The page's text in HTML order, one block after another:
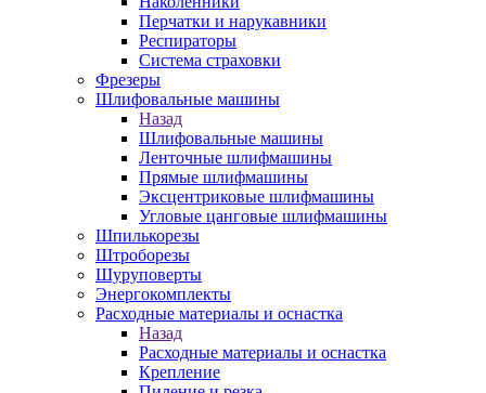
Перчатки и нарукавники
Респираторы
Система страховки
Фрезеры
Шлифовальные машины
Назад
Шлифовальные машины
Ленточные шлифмашины
Прямые шлифмашины
Эксцентриковые шлифмашины
Угловые цанговые шлифмашины
Шпилькорезы
Штроборезы
Шуруповерты
Энергокомплекты
Расходные материалы и оснастка
Назад
Расходные материалы и оснастка
Крепление